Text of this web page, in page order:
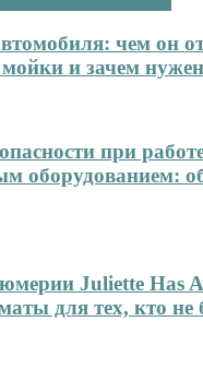
чем он
и зачем нужен
при
оборудованием:
Juliette Has
для тех, кто не